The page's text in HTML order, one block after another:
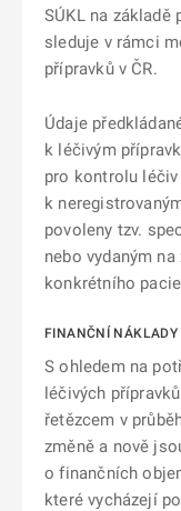
SÚKL na základě
sleduje v rámci
přípravků v ČR.
Údaje
k léčivým
pro kontrolu
k
povoleny tzv.
nebo vydaným
konkrétního
FINANČNÍ NÁKLADY
S ohledem na
léčivých
řetězcem v
změně a nově
o finančních
které vycházejí